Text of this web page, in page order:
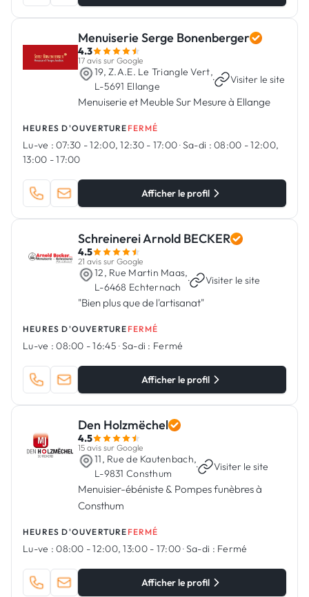
Menuiserie Serge Bonenberger
4.3
17 avis sur Google
19, Z.A.E. Le Triangle Vert,
L-5691 Ellange
· Visiter le site
Menuiserie et Meuble Sur Mesure à Ellange
HEURES D'OUVERTURE FERMÉ
Lu-ve : 07:30 - 12:00, 12:30 - 17:00·Sa-di : 08:00 - 12:00,
13:00 - 17:00
Afficher le profil
Schreinerei Arnold BECKER
4.5
21 avis sur Google
12, Rue Martin Maas,
L-6468 Echternach
· Visiter le site
"Bien plus que de l'artisanat"
HEURES D'OUVERTURE FERMÉ
Lu-ve : 08:00 - 16:45·Sa-di : Fermé
Afficher le profil
Den Holzmëchel
4.5
15 avis sur Google
11, Rue de Kautenbach,
L-9831 Consthum
· Visiter le site
Menuisier-ébéniste & Pompes funèbres à
Consthum
HEURES D'OUVERTURE FERMÉ
Lu-ve : 08:00 - 12:00, 13:00 - 17:00·Sa-di : Fermé
Afficher le profil